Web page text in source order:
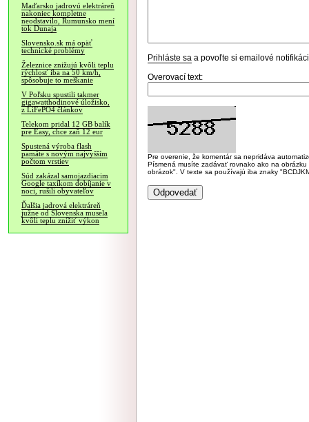
Maďarsko jadrovú elektráreň
nakoniec kompletne
neodstavilo, Rumunsko mení
tok Dunaja
Slovensko.sk má opäť
technické problémy
Železnice znižujú kvôli teplu
rýchlosť iba na 50 km/h,
spôsobuje to meškanie
V Poľsku spustili takmer
gigawatthodinové úložisko,
z LiFePO4 článkov
Telekom pridal 12 GB balík
pre Easy, chce zaň 12 eur
Spustená výroba flash
pamäte s novým najvyšším
počtom vrstiev
Súd zakázal samojazdiacim
Google taxíkom dobíjanie v
noci, rušili obyvateľov
Ďalšia jadrová elektráreň
južne od Slovenska musela
kvôli teplu znížiť výkon
Prihláste sa a povoľte si emailové
Overovací text:
Pre overenie, že komentár sa nepridáva
Písmená musíte zadávať rovnako ako na
obrázok". V texte sa používajú iba znaky